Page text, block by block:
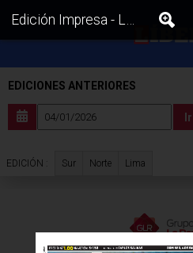
EDICIONES ANTERIORES
Ir
EDICIÓN : Sur Norte Lima
Edición Impresa - Libero | Lima - Domingo 04 de Enero del 2026